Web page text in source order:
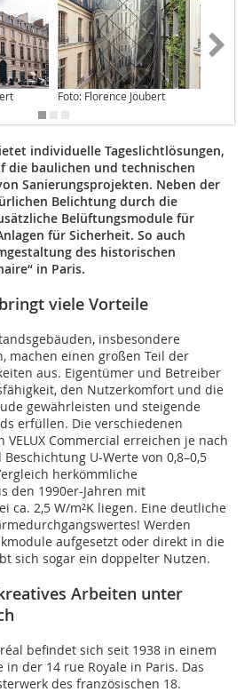
Foto: Florence Joubert
individuelle Tageslichtlösungen,
die baulichen und technischen
Sanierungsprojekten. Neben der
Belichtung durch die
Belüftungsmodule für
für Sicherheit. So auch
des historischen
in Paris.
viele Vorteile
insbesondere
machen einen großen Teil der
aus. Eigentümer und Betreiber
den Nutzerkomfort und die
gewährleisten und steigende
erfüllen. Die verschiedenen
VELUX Commercial erreichen je nach
U-Werte von 0,8–0,5
herkömmliche
den 1990er-Jahren mit
ca. 2,5 W/m²K liegen. Eine deutliche
Werden
aufgesetzt oder direkt in die
sich sogar ein doppelter Nutzen.
Arbeiten unter
befindet sich seit 1938 in einem
der 14 rue Royale in Paris. Das
des französischen 18.